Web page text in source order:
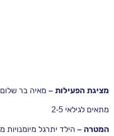
מציגת הפעילות – מאיה בר שלום
מתאים לגילאי 2-5
המטרה – הילד יתרגל מיומנויות